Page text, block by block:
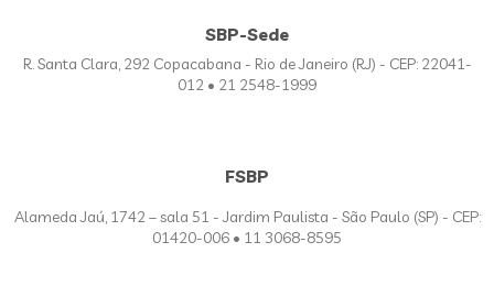
SBP-Sede
R. Santa Clara, 292 Copacabana - Rio de Janeiro (RJ) - CEP: 22041-
012 • 21 2548-1999
FSBP
Alameda Jaú, 1742 – sala 51 - Jardim Paulista - São Paulo (SP) - CEP:
01420-006 • 11 3068-8595